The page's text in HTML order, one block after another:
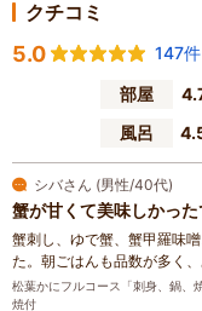
クチコミ
5.0
147件
部屋
風呂
シバさん (男性/40代)
蟹が甘くて美味しかっ
蟹刺し、ゆで蟹、蟹甲羅味
た。朝ごはんも品数が多く
松葉かにフルコース「刺身、鍋、
焼付